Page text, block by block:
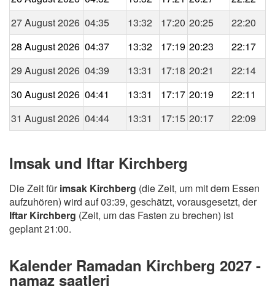
27 August 2026 04:35 13:32 17:20 20:25
22:20
28 August 2026 04:37 13:32 17:19 20:23
22:17
29 August 2026 04:39 13:31 17:18 20:21
22:14
30 August 2026 04:41 13:31 17:17 20:19
22:11
31 August 2026 04:44 13:31 17:15 20:17 22:09
Imsak und Iftar Kirchberg
Die Zeit fürimsak Kirchberg (die Zeit, um mit dem Essen
aufzuhören) wird auf 03:39, geschätzt, vorausgesetzt, der
Iftar Kirchberg (Zeit, um das Fasten zu brechen) ist
geplant 21:00.
Kalender Ramadan Kirchberg 2027 -
namaz saatleri